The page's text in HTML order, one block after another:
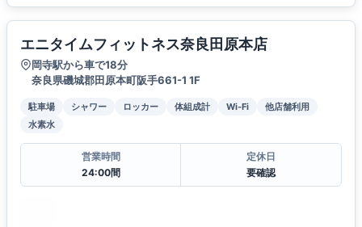
エニタイムフィットネス奈良田原本店
岡寺駅から車で18分
奈良県磯城郡田原本町阪手661-1 1F
駐車場 シャワー ロッカー 体組成計 Wi-Fi
他店舗利用
水素水
営業時間
24:00間
定休日
要確認